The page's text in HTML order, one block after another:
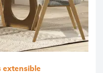
extensible